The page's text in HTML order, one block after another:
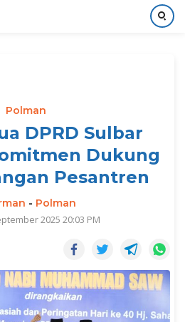
Polman
DPRD Sulbar
Dukung
Pesantren
- Polman
2025 20:03 PM